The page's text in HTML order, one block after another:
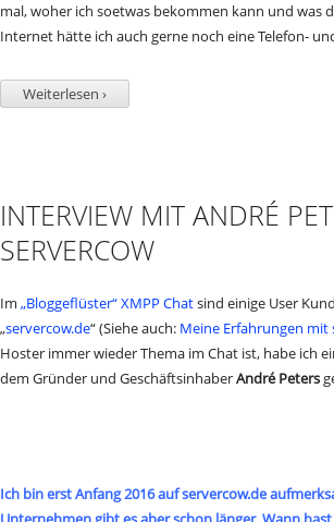
mal, woher ich soetwas bekommen kann und was
Internet hätte ich auch gerne noch eine Telefon-
Weiterlesen ›
INTERVIEW MIT ANDRÉ
SERVERCOW
Im „Bloggeflüster“ XMPP Chatsind einige User
„servercow.de“ (Siehe auch: Meine Erfahrungen mit
Hoster immer wieder Thema im Chat ist, habe ich
dem Gründer und GeschäftsinhaberAndré Peters
Ich bin erst Anfang 2016 auf servercow.de